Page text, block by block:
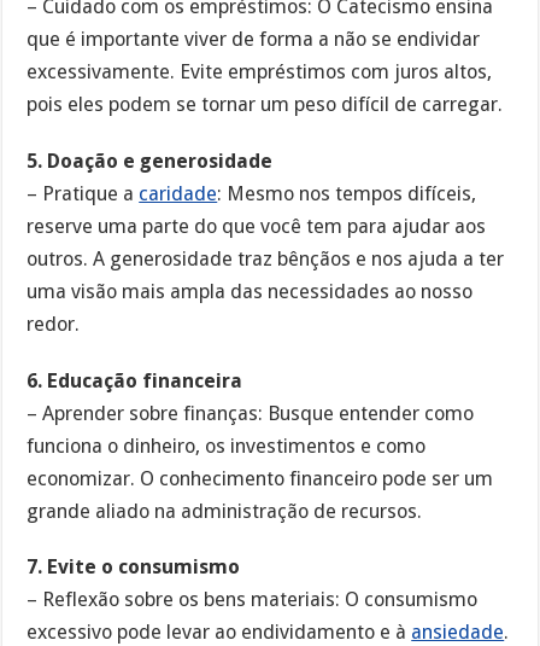
– Cuidado com os empréstimos: O Catecismo ensina
que é importante viver de forma a não se endividar
excessivamente. Evite empréstimos com juros altos,
pois eles podem se tornar um peso difícil de carregar.
5. Doação e generosidade
– Pratique a caridade: Mesmo nos tempos difíceis,
reserve uma parte do que você tem para ajudar aos
outros. A generosidade traz bênçãos e nos ajuda a ter
uma visão mais ampla das necessidades ao nosso
redor.
6. Educação financeira
– Aprender sobre finanças: Busque entender como
funciona o dinheiro, os investimentos e como
economizar. O conhecimento financeiro pode ser um
grande aliado na administração de recursos.
7. Evite o consumismo
– Reflexão sobre os bens materiais: O consumismo
excessivo pode levar ao endividamento e à ansiedade.